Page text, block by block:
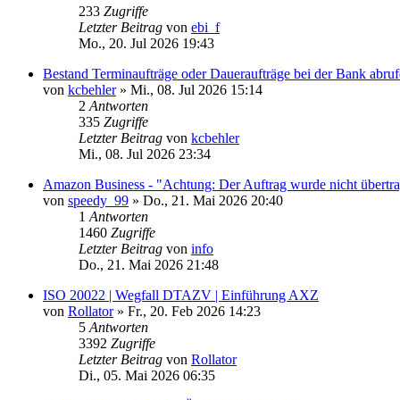
233 Zugriffe
Letzter Beitrag von ebi_f
Mo., 20. Jul 2026 19:43
Bestand Terminaufträge oder Daueraufträge bei der Bank
von kcbehler» Mi., 08. Jul 2026 15:14
2 Antworten
335 Zugriffe
Letzter Beitrag von kcbehler
Mi., 08. Jul 2026 23:34
Amazon Business - "Achtung: Der Auftrag wurde nicht
von speedy_99 » Do., 21. Mai 2026 20:40
1 Antworten
1460 Zugriffe
Letzter Beitrag von info
Do., 21. Mai 2026 21:48
ISO 20022 | Wegfall DTAZV | Einführung AXZ
von Rollator» Fr., 20. Feb 2026 14:23
5 Antworten
3392 Zugriffe
Letzter Beitrag von Rollator
Di., 05. Mai 2026 06:35